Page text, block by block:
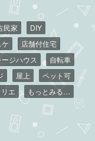
民家
DIY
ケ
店舗付住宅
ージハウス
自転車
屋上
ペット可
エ もっとみる…